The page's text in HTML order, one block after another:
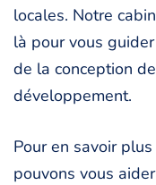
locales. Notre
là pour vous
de la conception
développement.
Pour en savoir
pouvons vous